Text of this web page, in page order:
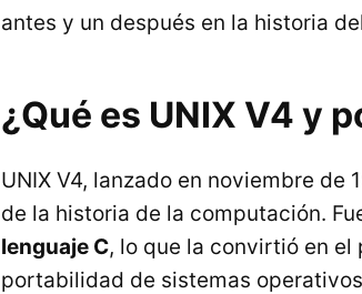
antes y un después en la historia
¿Qué es UNIX V4 y
UNIX V4, lanzado en noviembre de
de la historia de la computación.
lenguaje C, lo que la convirtió en
portabilidad de sistemas